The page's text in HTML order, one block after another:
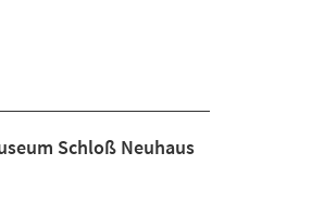
Schloß Neuhaus